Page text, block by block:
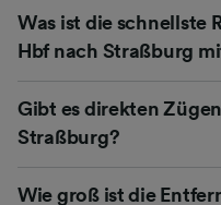
Was ist die schnellste
Hbf nach Straßburg
Gibt es direkten
Straßburg?
Wie groß ist die